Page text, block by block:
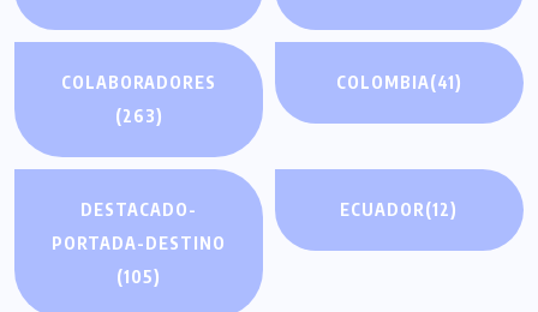
COLABORADORES
(263)
COLOMBIA(41)
DESTACADO-
PORTADA-DESTINO
(105)
ECUADOR(12)